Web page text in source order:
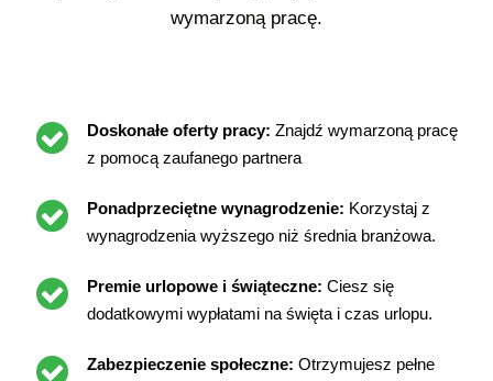
wymarzoną pracę.
Doskonałe oferty pracy: Znajdź wymarzoną pracę
z pomocą zaufanego partnera
Ponadprzeciętne wynagrodzenie: Korzystaj z
wynagrodzenia wyższego niż średnia branżowa.
Premie urlopowe i świąteczne: Ciesz się
dodatkowymi wypłatami na święta i czas urlopu.
Zabezpieczenie społeczne: Otrzymujesz pełne